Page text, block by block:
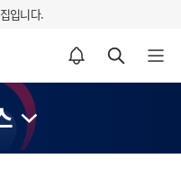
입니다.
알림설정 바로가기 검색 바로가기 메뉴 열기